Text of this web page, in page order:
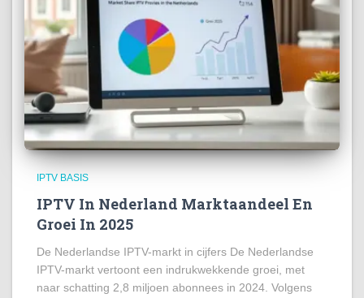
IPTV BASIS
IPTV In Nederland Marktaandeel En
Groei In 2025
De Nederlandse IPTV-markt in cijfers De Nederlandse
IPTV-markt vertoont een indrukwekkende groei, met
naar schatting 2,8 miljoen abonnees in 2024. Volgens